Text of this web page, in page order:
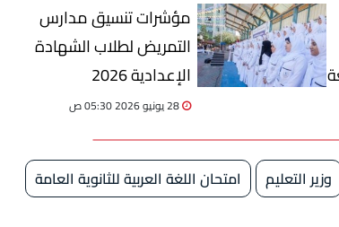
مؤشرات تنسيق مدارس
التمريض لطلاب الشهادة
الإعدادية 2026
28 يونيو 2026 05:30 ص
وزير التعليم امتحان اللغة العربية للثانوية العامة